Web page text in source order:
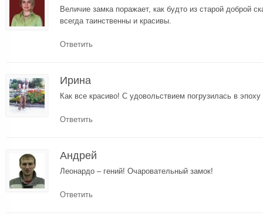
Величие замка поражает, как будто из старой доброй
всегда таинственны и красивы.
Ответить
Ирина
Как все красиво! С удовольствием погрузилась в
Ответить
Андрей
Леонардо – гений! Очаровательный замок!
Ответить